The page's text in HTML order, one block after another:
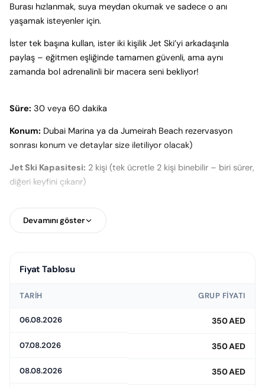
Burası hızlanmak, suya meydan okumak ve sadece o anı
yaşamak isteyenler için.
İster tek başına kullan, ister iki kişilik Jet Ski’yi arkadaşınla
paylaş – eğitmen eşliğinde tamamen güvenli, ama aynı
zamanda bol adrenalinli bir macera seni bekliyor!
Süre: 30 veya 60 dakika
Konum: Dubai Marina ya da Jumeirah Beach rezervasyon
sonrası konum ve detaylar size iletiliyor olacak)
Jet Ski Kapasitesi: 2 kişi (tek ücretle 2 kişi binebilir – biri sürer,
diğeri keyfini çıkarır)
esnektir, 5 yaş üzeri çocuğunuzla binebilirsiniz.
Devamını göster
Fiyat Tablosu
TARIH GRUP FIYATI
06.08.2026 350 AED
07.08.2026 350 AED
08.08.2026 350 AED